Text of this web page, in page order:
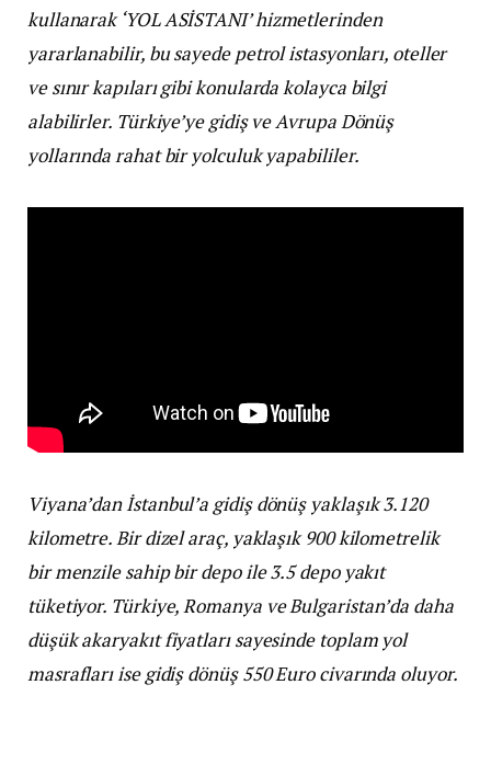
kullanarak ‘YOL ASİSTANI’ hizmetlerinden
yararlanabilir, bu sayede petrol istasyonları, oteller
ve sınır kapıları gibi konularda kolayca bilgi
alabilirler. Türkiye’ye gidiş ve Avrupa Dönüş
yollarında rahat bir yolculuk yapabililer.
Viyana’dan İstanbul’a gidiş dönüş yaklaşık 3.120
kilometre. Bir dizel araç, yaklaşık 900 kilometrelik
bir menzile sahip bir depo ile 3.5 depo yakıt
tüketiyor. Türkiye, Romanya ve Bulgaristan’da daha
düşük akaryakıt fiyatları sayesinde toplam yol
masrafları ise gidiş dönüş 550 Euro civarında oluyor.